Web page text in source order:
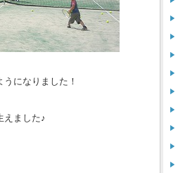
になりました！
えました♪